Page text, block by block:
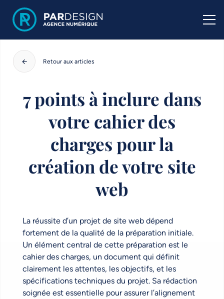
Retour aux articles
7 points à inclure dans
votre cahier des
charges pour la
création de votre site
web
La réussite d’un projet de site web dépend
fortement de la qualité de la préparation initiale.
Un élément central de cette préparation est le
cahier des charges, un document qui définit
clairement les attentes, les objectifs, et les
spécifications techniques du projet. Sa rédaction
soignée est essentielle pour assurer l’alignement